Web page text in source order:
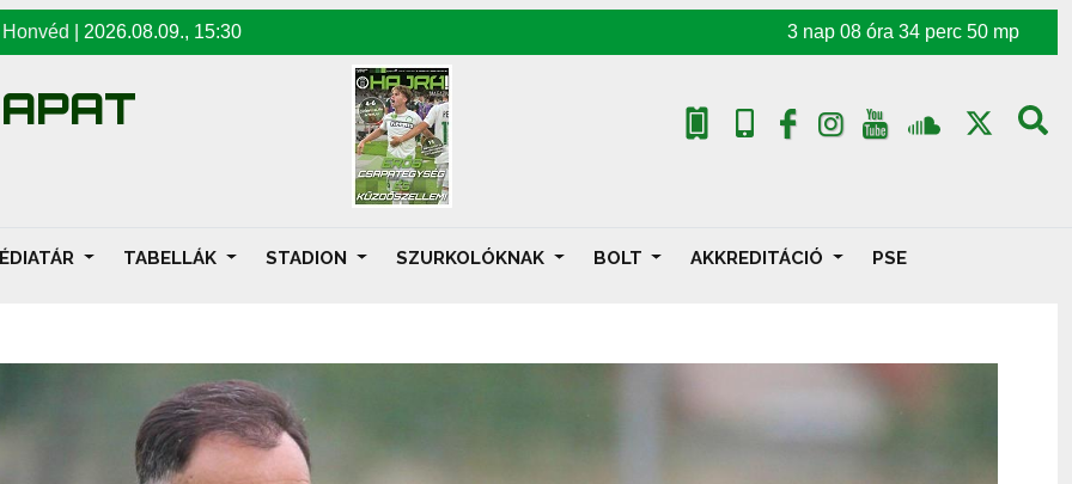
Honvéd 2026.08.09., 15:30 3 nap 08 óra 34 perc 48 mp
TABELLÁK STADION SZURKOLÓKNAK BOLT AKKREDITÁCIÓ PSE